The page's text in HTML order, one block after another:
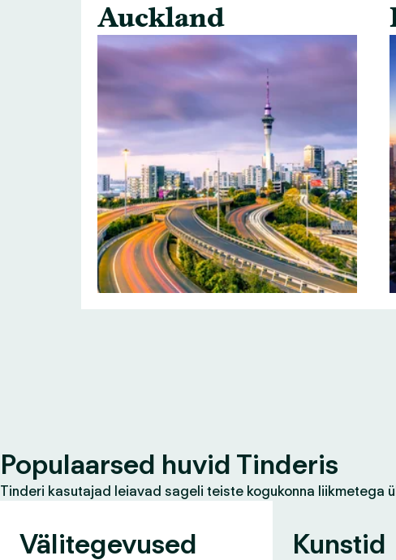
Auckland
Populaarsed huvid Tinderis
Tinderi kasutajad leiavad sageli teiste kogukonna liikmetega
Välitegevused Kunstid